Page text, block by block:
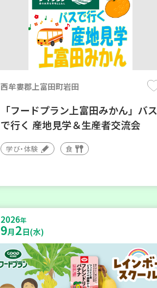
西牟婁郡上富田町岩田
「フードプラン上富田みかん」バス
で行く 産地見学＆生産者交流会
学び・体験 食
2026年
9月2日(水)